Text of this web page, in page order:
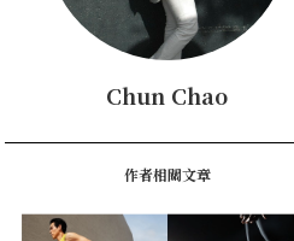
Chun Chao
作者相關文章